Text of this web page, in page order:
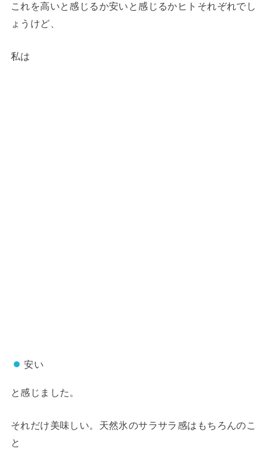
これを高いと感じるか安いと感じるかヒトそれぞれでし
ょうけど、
私は
安い
と感じました。
それだけ美味しい。天然氷のサラサラ感はもちろんのこ
と